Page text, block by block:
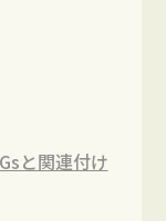
と関連付け